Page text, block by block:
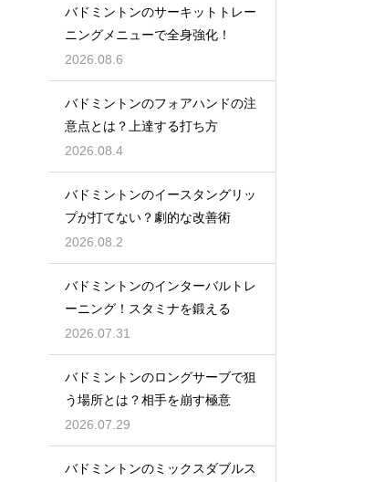
バドミントンのサーキットトレー
ニングメニューで全身強化！
2026.08.6
バドミントンのフォアハンドの注
意点とは？上達する打ち方
2026.08.4
バドミントンのイースタングリッ
プが打てない？劇的な改善術
2026.08.2
バドミントンのインターバルトレ
ーニング！スタミナを鍛える
2026.07.31
バドミントンのロングサーブで狙
う場所とは？相手を崩す極意
2026.07.29
バドミントンのミックスダブルス